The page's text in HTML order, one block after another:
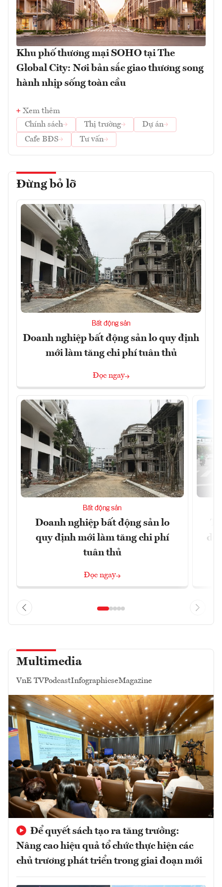
Khu phố thương mại SOHO tại The
Global City: Nơi bản sắc giao thương song
hành nhịp sống toàn cầu
Xem thêm
Chính sách
Thị trường
Dự án
Cafe BĐS
Tư vấn
Đừng bỏ lỡ
Bất động sản
Doanh nghiệp bất động sản lo quy định
mới làm tăng chi phí tuân thủ
Đọc ngay
Bất động sản
Doanh nghiệp bất động sản lo
quy định mới làm tăng chi phí
tuân thủ
Đọc ngay
Multimedia
VnE TVPodcastInfographicseMagazine
Để quyết sách tạo ra tăng trưởng:
Nâng cao hiệu quả tổ chức thực hiện các
chủ trương phát triển trong giai đoạn mới